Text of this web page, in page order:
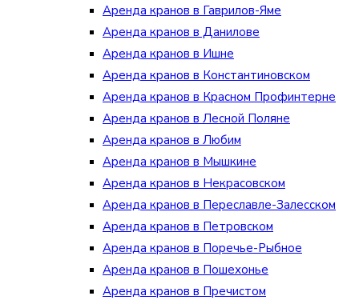
Аренда кранов в Гаврилов-Яме
Аренда кранов в Данилове
Аренда кранов в Ишне
Аренда кранов в Константиновском
Аренда кранов в Красном Профинтерне
Аренда кранов в Лесной Поляне
Аренда кранов в Любим
Аренда кранов в Мышкине
Аренда кранов в Некрасовском
Аренда кранов в Переславле-Залесском
Аренда кранов в Петровском
Аренда кранов в Поречье-Рыбное
Аренда кранов в Пошехонье
Аренда кранов в Пречистом